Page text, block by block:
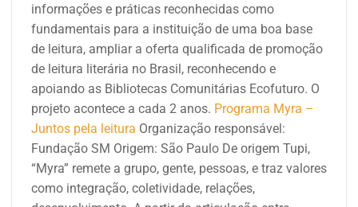
informações e práticas reconhecidas como
fundamentais para a instituição de uma boa base
de leitura, ampliar a oferta qualificada de promoção
de leitura literária no Brasil, reconhecendo e
apoiando as Bibliotecas Comunitárias Ecofuturo. O
projeto acontece a cada 2 anos. Programa Myra –
Juntos pela leitura Organização responsável:
Fundação SM Origem: São Paulo De origem Tupi,
“Myra” remete a grupo, gente, pessoas, e traz valores
como integração, coletividade, relações,